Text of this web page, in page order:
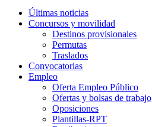
Últimas noticias
Concursos y movilidad
Destinos provisionales
Permutas
Traslados
Convocatorias
Empleo
Oferta Empleo Público
Ofertas y bolsas de trabajo
Oposiciones
Plantillas-RPT